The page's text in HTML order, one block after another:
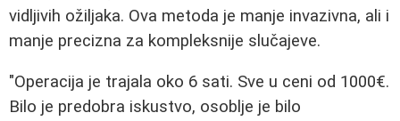
vidljivih ožiljaka. Ova metoda je manje invazivna, ali i
manje precizna za kompleksnije slučajeve.
"Operacija je trajala oko 6 sati. Sve u ceni od 1000€.
Bilo je predobra iskustvo, osoblje je bilo